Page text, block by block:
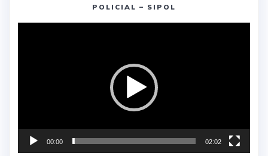
POLICIAL – SIPOL
00:00 02:02